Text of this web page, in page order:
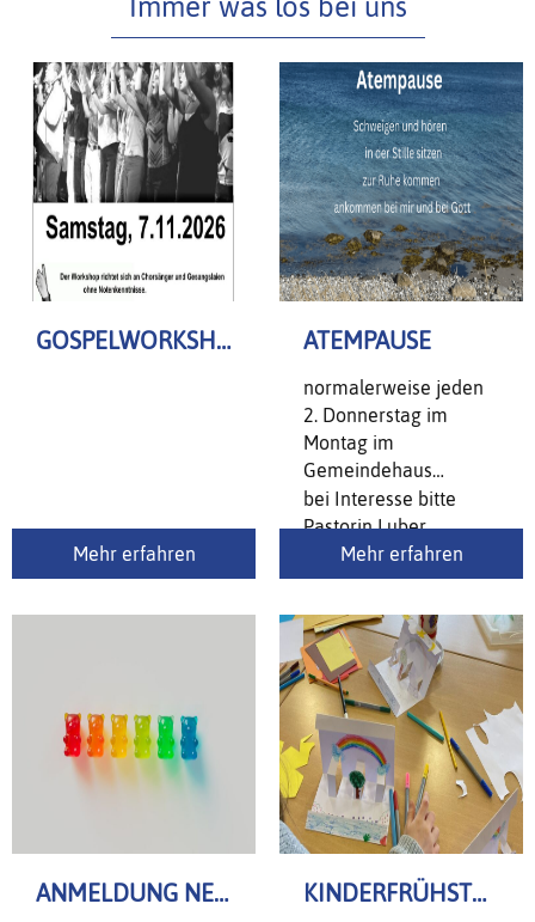
Immer was los bei uns
GOSPELWORKSHOP
Mehr erfahren
ATEMPAUSE
normalerweise jeden
2. Donnerstag im
Montag im
Gemeindehaus
St.Martin
bei Interesse bitte
Pastorin Luber
kontaktieren
Mehr erfahren
ANMELDUNG NEUER KATJES JG. 26/27 KINDERFRÜHSTÜCK